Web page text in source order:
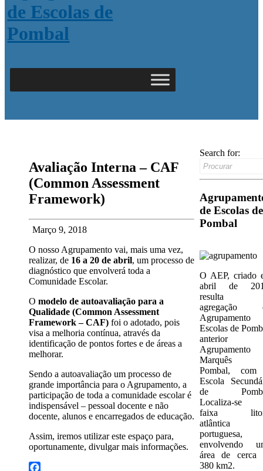
Avaliação Interna – CAF
(Common Assessment
Framework)
Março 9, 2018
O nosso Agrupamento vai, mais uma vez,
realizar, de 16 a 20 de abril, um processo de
diagnóstico que envolverá toda a
Comunidade Escolar.
O modelo de autoavaliação para a
Qualidade (Common Assessment
Framework – CAF)foi o adotado, pois
visa a melhoria contínua, através da
identificação de pontos fortes e de áreas a
melhorar.
Sendo a autoavaliação um processo de
grande importância para o Agrupamento, a
participação de toda a comunidade escolar é
indispensável – pessoal docente e não
docente, alunos e encarregados de educação.
Assim, iremos utilizar este espaço para,
oportunamente, divulgar mais informações.
Search for:
de Escolas de
Pombal
O AEP, criado
abril de
resulta
agregação
Agrupamento
Escolas de
anterior
Agrupamento
Marquês
Pombal,
Escola
de
Localiza-se
faixa
atlântica
portuguesa,
envolvendo
área de cerca
380 km2.